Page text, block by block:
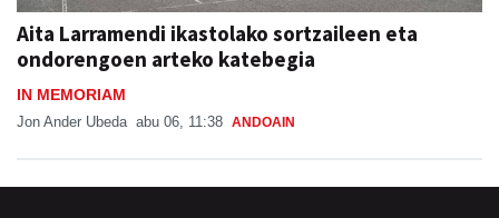
Aita Larramendi ikastolako sortzaileen eta
ondorengoen arteko katebegia
IN MEMORIAM
Jon Ander Ubeda abu 06, 11:38 ANDOAIN